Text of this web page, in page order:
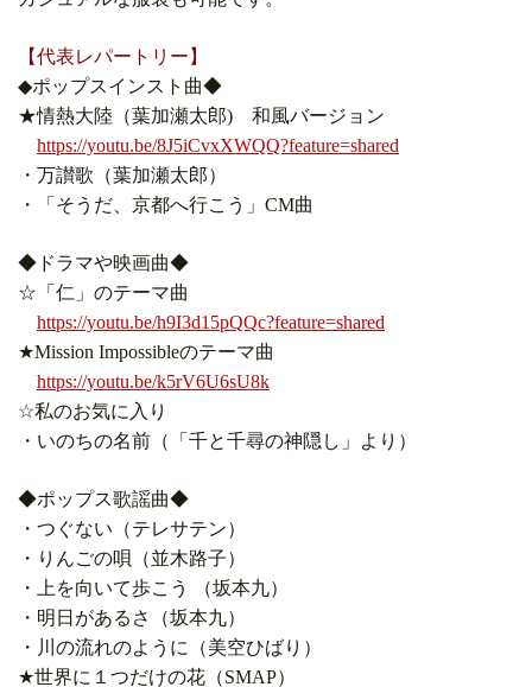
【代表レパートリー】
◆ポップスインスト曲◆
★情熱大陸（葉加瀬太郎) 和風バージョン
https://youtu.be/8J5iCvxXWQQ?feature=shared
・万讃歌（葉加瀬太郎）
・「そうだ、京都へ行こう」CM曲
◆ドラマや映画曲◆
☆「仁」のテーマ曲
https://youtu.be/h9I3d15pQQc?feature=shared
★Mission Impossibleのテーマ曲
https://youtu.be/k5rV6U6sU8k
☆私のお気に入り
・いのちの名前（「千と千尋の神隠し」より）
◆ポップス歌謡曲◆
・つぐない（テレサテン）
・りんごの唄（並木路子）
・上を向いて歩こう （坂本九）
・明日があるさ（坂本九）
・川の流れのように（美空ひばり）
★世界に１つだけの花（SMAP）